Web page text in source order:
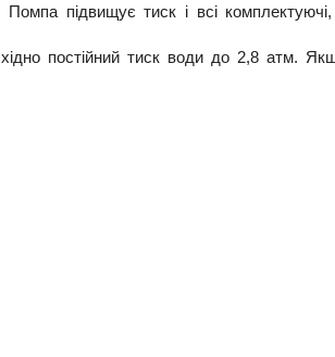
підвищує тиск і всі комплектуючі,
постійний тиск води до 2,8 атм.